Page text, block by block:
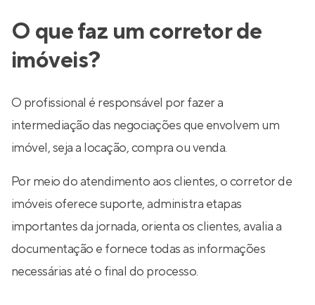
O que faz um corretor de
imóveis?
O profissional é responsável por fazer a
intermediação das negociações que envolvem um
imóvel, seja a locação, compra ou venda.
Por meio do atendimento aos clientes, o corretor de
imóveis oferece suporte, administra etapas
importantes da jornada, orienta os clientes, avalia a
documentação e fornece todas as informações
necessárias até o final do processo.